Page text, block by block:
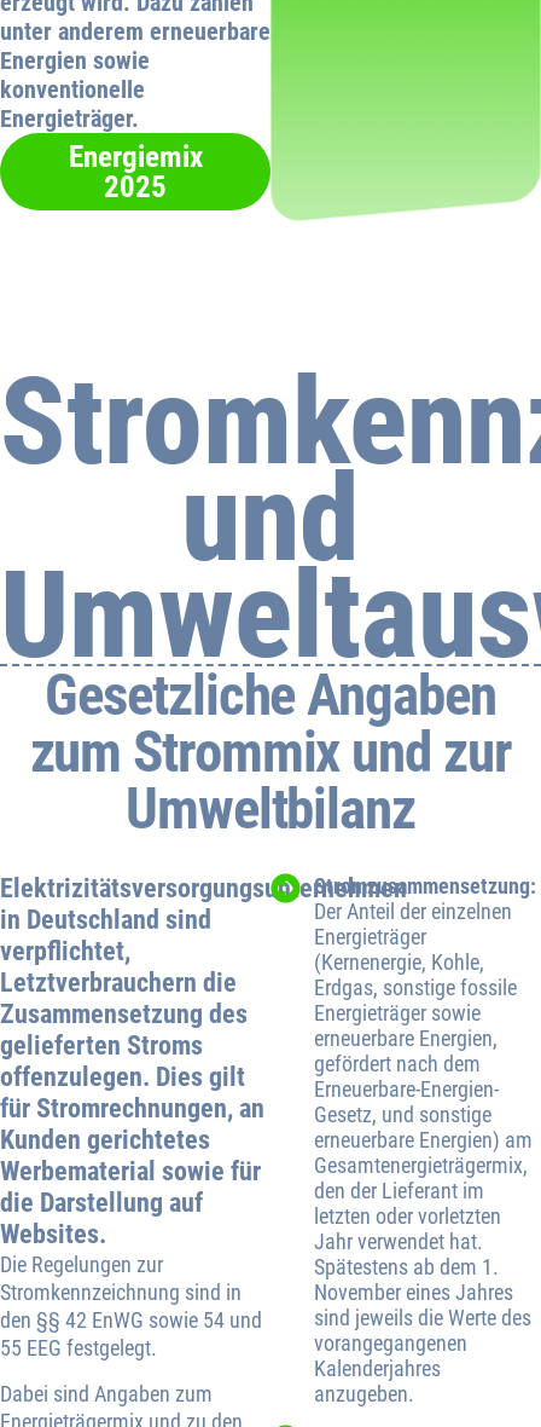
unter anderem erneuerbare
Energien sowie
konventionelle
Energieträger.
Energiemix
2025
und
Gesetzliche Angaben
zum Strommix und zur
Umweltbilanz
Elektrizitätsversorgungsunternehmen
in Deutschland sind
verpflichtet,
Letztverbrauchern die
Zusammensetzung des
gelieferten Stroms
offenzulegen. Dies gilt
für Stromrechnungen, an
Kunden gerichtetes
Werbematerial sowie für
die Darstellung auf
Websites.
Die Regelungen zur
Stromkennzeichnung sind in
den §§ 42 EnWG sowie 54 und
55 EEG festgelegt.
Dabei sind Angaben zum
Energieträgermix und zu den
Stromzusammensetzung:
Der Anteil der einzelnen
Energieträger
(Kernenergie, Kohle,
Erdgas, sonstige fossile
Energieträger sowie
erneuerbare Energien,
gefördert nach dem
Erneuerbare-Energien-
Gesetz, und sonstige
erneuerbare Energien) am
Gesamtenergieträgermix,
den der Lieferant im
letzten oder vorletzten
Jahr verwendet hat.
Spätestens ab dem 1.
November eines Jahres
sind jeweils die Werte des
vorangegangenen
Kalenderjahres
anzugeben.